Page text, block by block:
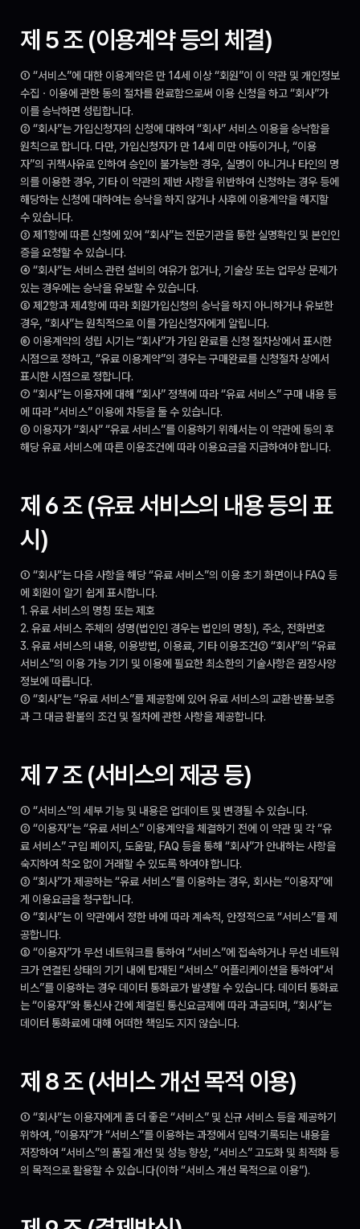
제 5 조 (이용계약 등의 체결)
① “서비스”에 대한 이용계약은 만 14세 이상 “회원”이 이 약관 및 개인정보
수집ㆍ이용에 관한 동의 절차를 완료함으로써 이용 신청을 하고 “회사”가
이를 승낙하면 성립합니다.
② “회사”는 가입신청자의 신청에 대하여 “회사” 서비스 이용을 승낙함을
원칙으로 합니다. 다만, 가입신청자가 만 14세 미만 아동이거나, “이용
자”의 귀책사유로 인하여 승인이 불가능한 경우, 실명이 아니거나 타인의 명
의를 이용한 경우, 기타 이 약관의 제반 사항을 위반하여 신청하는 경우 등에
해당하는 신청에 대하여는 승낙을 하지 않거나 사후에 이용계약을 해지할
수 있습니다.
③ 제1항에 따른 신청에 있어 “회사”는 전문기관을 통한 실명확인 및 본인인
증을 요청할 수 있습니다.
④ “회사”는 서비스 관련 설비의 여유가 없거나, 기술상 또는 업무상 문제가
있는 경우에는 승낙을 유보할 수 있습니다.
⑤ 제2항과 제4항에 따라 회원가입신청의 승낙을 하지 아니하거나 유보한
경우, “회사”는 원칙적으로 이를 가입신청자에게 알립니다.
⑥ 이용계약의 성립 시기는 “회사”가 가입 완료를 신청 절차상에서 표시한
시점으로 정하고, “유료 이용계약”의 경우는 구매완료를 신청절차 상에서
표시한 시점으로 정합니다.
⑦ “회사”는 이용자에 대해 “회사” 정책에 따라 “유료 서비스” 구매 내용 등
에 따라 “서비스” 이용에 차등을 둘 수 있습니다.
⑧ 이용자가 “회사” “유료 서비스”를 이용하기 위해서는 이 약관에 동의 후
해당 유료 서비스에 따른 이용조건에 따라 이용요금을 지급하여야 합니다.
제 6 조 (유료 서비스의 내용 등의 표
시)
① “회사”는 다음 사항을 해당 “유료 서비스”의 이용 초기 화면이나 FAQ 등
에 회원이 알기 쉽게 표시합니다.
1. 유료 서비스의 명칭 또는 제호
2. 유료 서비스 주체의 성명(법인인 경우는 법인의 명칭), 주소, 전화번호
3. 유료 서비스의 내용, 이용방법, 이용료, 기타 이용조건② “회사”의 “유료
서비스”의 이용 가능 기기 및 이용에 필요한 최소한의 기술사항은 권장사양
정보에 따릅니다.
③ “회사”는 “유료 서비스”를 제공함에 있어 유료 서비스의 교환·반품·보증
과 그 대금 환불의 조건 및 절차에 관한 사항을 제공합니다.
제 7 조 (서비스의 제공 등)
① “서비스”의 세부 기능 및 내용은 업데이트 및 변경될 수 있습니다.
② “이용자”는 “유료 서비스” 이용계약을 체결하기 전에 이 약관 및 각 “유
료 서비스” 구입 페이지, 도움말, FAQ 등을 통해 “회사”가 안내하는 사항을
숙지하여 착오 없이 거래할 수 있도록 하여야 합니다.
③ “회사”가 제공하는 “유료 서비스”를 이용하는 경우, 회사는 “이용자”에
게 이용요금을 청구합니다.
④ “회사”는 이 약관에서 정한 바에 따라 계속적, 안정적으로 “서비스”를 제
공합니다.
⑤ “이용자”가 무선 네트워크를 통하여 “서비스”에 접속하거나 무선 네트워
크가 연결된 상태의 기기 내에 탑재된 “서비스” 어플리케이션을 통하여“서
비스”를 이용하는 경우 데이터 통화료가 발생할 수 있습니다. 데이터 통화료
는 “이용자”와 통신사 간에 체결된 통신요금제에 따라 과금되며, “회사”는
데이터 통화료에 대해 어떠한 책임도 지지 않습니다.
제 8 조 (서비스 개선 목적 이용)
① “회사”는 이용자에게 좀 더 좋은 “서비스” 및 신규 서비스 등을 제공하기
위하여, “이용자”가 “서비스”를 이용하는 과정에서 입력·기록되는 내용을
저장하여 “서비스”의 품질 개선 및 성능 향상, “서비스” 고도화 및 최적화 등
의 목적으로 활용할 수 있습니다(이하 “서비스 개선 목적으로 이용”).